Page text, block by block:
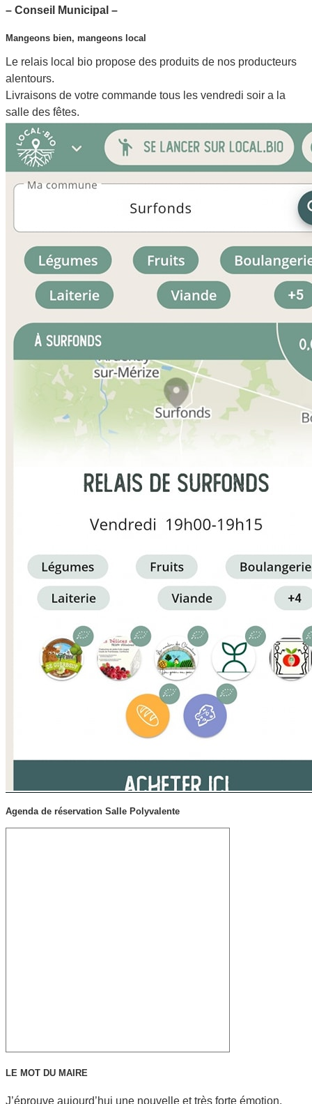
– Conseil Municipal –
Mangeons bien, mangeons local
Le relais local bio propose des produits de nos producteurs
alentours.
Livraisons de votre commande tous les vendredi soir a la
salle des fêtes.
Agenda de réservation Salle Polyvalente
LE MOT DU MAIRE
J’éprouve aujourd’hui une nouvelle et très forte émotion,